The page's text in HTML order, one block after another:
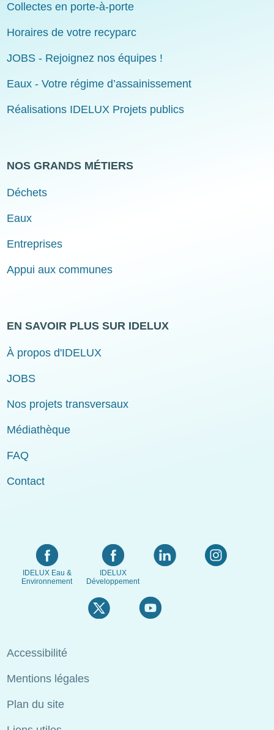
Collectes en porte-à-porte
Horaires de votre recyparc
JOBS - Rejoignez nos équipes !
Eaux - Votre régime d’assainissement
Réalisations IDELUX Projets publics
NOS GRANDS MÉTIERS
Déchets
Eaux
Entreprises
Appui aux communes
EN SAVOIR PLUS SUR IDELUX
À propos d'IDELUX
JOBS
Nos projets transversaux
Médiathèque
FAQ
Contact
IDELUX Eau &
Environnement
IDELUX
Développement
Menu
Pied
de
page
Accessibilité
Mentions légales
Plan du site